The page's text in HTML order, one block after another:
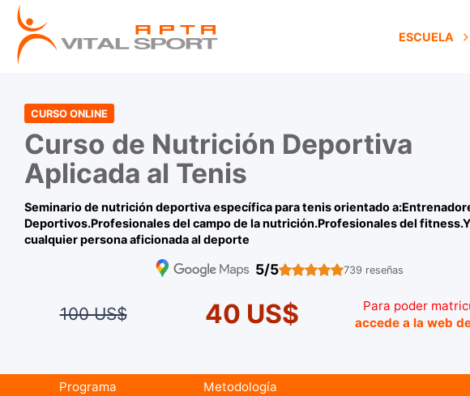
ESCUELA
CURSO ONLINE
Curso de Nutrición Deportiva
Aplicada al Tenis
Seminario de nutrición deportiva específica para tenis orientado
Deportivos.Profesionales del campo de la nutrición.Profesionales del
cualquier persona aficionada al deporte
5/5 739 reseñas
100 US$ 40 US$
Para poder
accede a la web
Programa Metodología